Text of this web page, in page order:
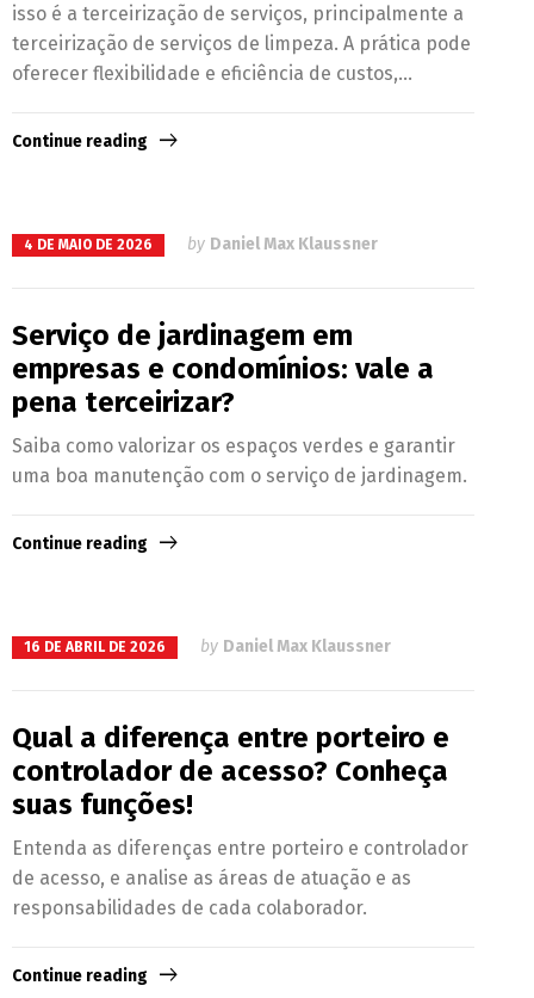
isso é a terceirização de serviços, principalmente a
terceirização de serviços de limpeza. A prática pode
oferecer flexibilidade e eficiência de custos,...
Continue reading
4 DE MAIO DE 2026 by Daniel Max Klaussner
Serviço de jardinagem em
empresas e condomínios: vale a
pena terceirizar?
Saiba como valorizar os espaços verdes e garantir
uma boa manutenção com o serviço de jardinagem.
Continue reading
16 DE ABRIL DE 2026 by Daniel Max Klaussner
Qual a diferença entre porteiro e
controlador de acesso? Conheça
suas funções!
Entenda as diferenças entre porteiro e controlador
de acesso, e analise as áreas de atuação e as
responsabilidades de cada colaborador.
Continue reading